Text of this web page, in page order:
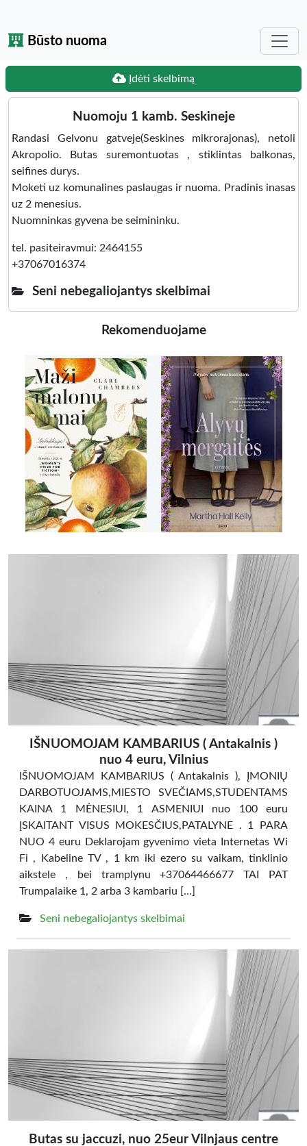
Būsto nuoma
Įdėti skelbimą
Nuomoju 1 kamb. Seskineje
Randasi Gelvonu gatveje(Seskines mikrorajonas), netoli
Akropolio. Butas suremontuotas , stiklintas balkonas,
seifines durys.
Moketi uz komunalines paslaugas ir nuoma. Pradinis inasas
uz 2 menesius.
Nuomninkas gyvena be seimininku.
tel. pasiteiravmui: 2464155
+37067016374
Seni nebegaliojantys skelbimai
Rekomenduojame
IŠNUOMOJAM KAMBARIUS ( Antakalnis )
nuo 4 euru, Vilnius
IŠNUOMOJAM KAMBARIUS ( Antakalnis ), ĮMONIŲ
DARBOTUOJAMS,MIESTO SVEČIAMS,STUDENTAMS
KAINA 1 MĖNESIUI, 1 ASMENIUI nuo 100 euru
ĮSKAITANT VISUS MOKESČIUS,PATALYNE . 1 PARA
NUO 4 euru Deklarojam gyvenimo vieta Internetas Wi
Fi , Kabeline TV , 1 km iki ezero su vaikam, tinklinio
aikstele , bei tramplynu +37064466677 TAI PAT
Trumpalaike 1, 2 arba 3 kambariu […]
Seni nebegaliojantys skelbimai
Butas su jaccuzi, nuo 25eur Vilnjaus centre